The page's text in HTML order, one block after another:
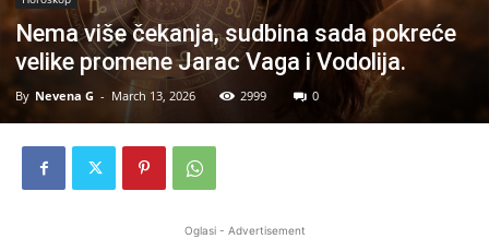
Nema više čekanja, sudbina sada pokreće
velike promene Jarac Vaga i Vodolija.
By Nevena G - March 13, 2026 2999 0
Oglasi - Advertisement